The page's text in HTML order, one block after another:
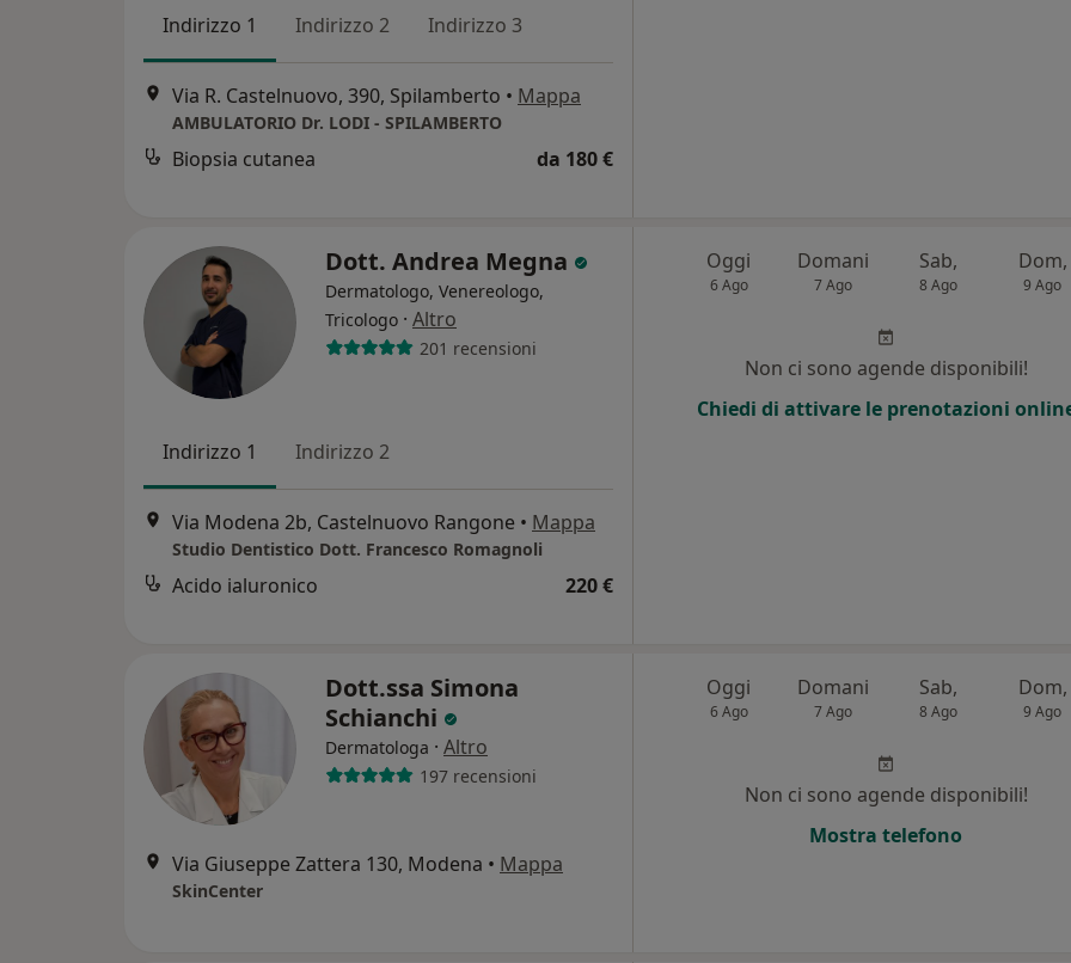
Indirizzo 1 Indirizzo 2 Indirizzo 3
Via R. Castelnuovo, 390, Spilamberto • Mappa
AMBULATORIO Dr. LODI - SPILAMBERTO
Biopsia cutanea da 180 €
Dott. Andrea Megna
Dermatologo, Venereologo,
Tricologo · Altro
201 recensioni
Indirizzo 1 Indirizzo 2
Via Modena 2b, Castelnuovo Rangone • Mappa
Studio Dentistico Dott. Francesco Romagnoli
Acido ialuronico 220 €
Oggi
6 Ago
Domani
7 Ago
Sab,
8 Ago
Dom,
9 Ago
Non ci sono agende disponibili!
Chiedi di attivare le prenotazioni
Dott.ssa Simona
Schianchi
Dermatologa · Altro
197 recensioni
Via Giuseppe Zattera 130, Modena • Mappa
SkinCenter
Oggi
6 Ago
Domani
7 Ago
Sab,
8 Ago
Dom,
9 Ago
Non ci sono agende disponibili!
Mostra telefono